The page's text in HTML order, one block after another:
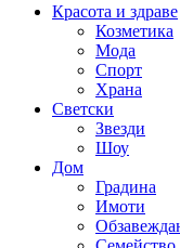
Красота и здраве
Козметика
Мода
Спорт
Храна
Светски
Звезди
Шоу
Дом
Градина
Имоти